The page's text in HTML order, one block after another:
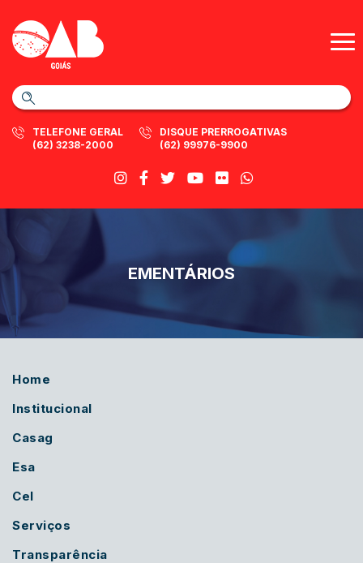
TELEFONE GERAL
(62) 3238-2000
DISQUE PRERROGATIVAS
(62) 99976-9900
EMENTÁRIOS
Home
Institucional
Casag
Esa
Cel
Serviços
Transparência